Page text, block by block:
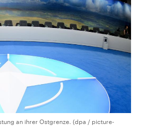
an ihrer Ostgrenze. (dpa / picture-